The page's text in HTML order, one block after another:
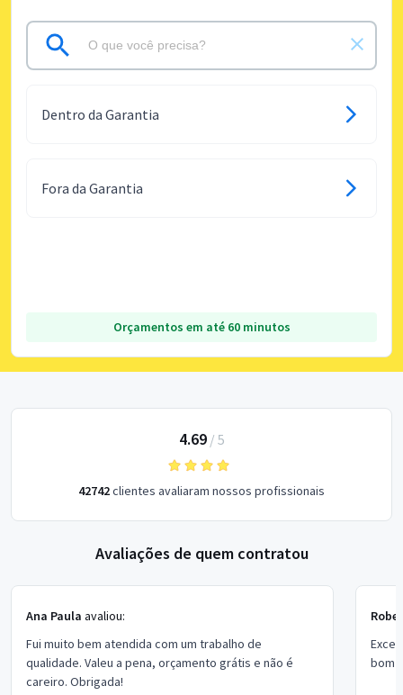
Dentro da Garantia
Fora da Garantia
Orçamentos em até 60 minutos
4.69/ 5
42742clientes avaliaram nossos profissionais
Avaliações de quem contratou
Ana Paula avaliou:
Fui muito bem atendida com um trabalho de
qualidade. Valeu a pena, orçamento grátis e não é
careiro. Obrigada!
bom